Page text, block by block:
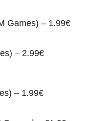
Games) – 1.99€
– 2.99€
– 1.99€